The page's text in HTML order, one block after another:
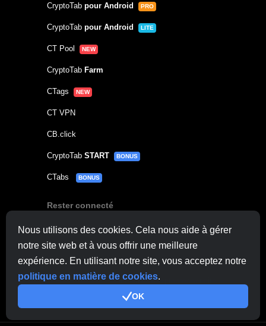
Nous utilisons des cookies. Cela nous aide à gérer
notre site web et à vous offrir une meilleure
expérience. En utilisant notre site, vous acceptez notre
politique en matière de cookies.
OK
CryptoTab pour Android PRO
CryptoTab pour Android LITE
CT Pool NEW
CryptoTab Farm
CTags NEW
CT VPN
CB.click
CryptoTab START BONUS
CTabs BONUS
Rester connecté
Contacter le support ici
Autres demandes:contactus@cryptobrowser.site